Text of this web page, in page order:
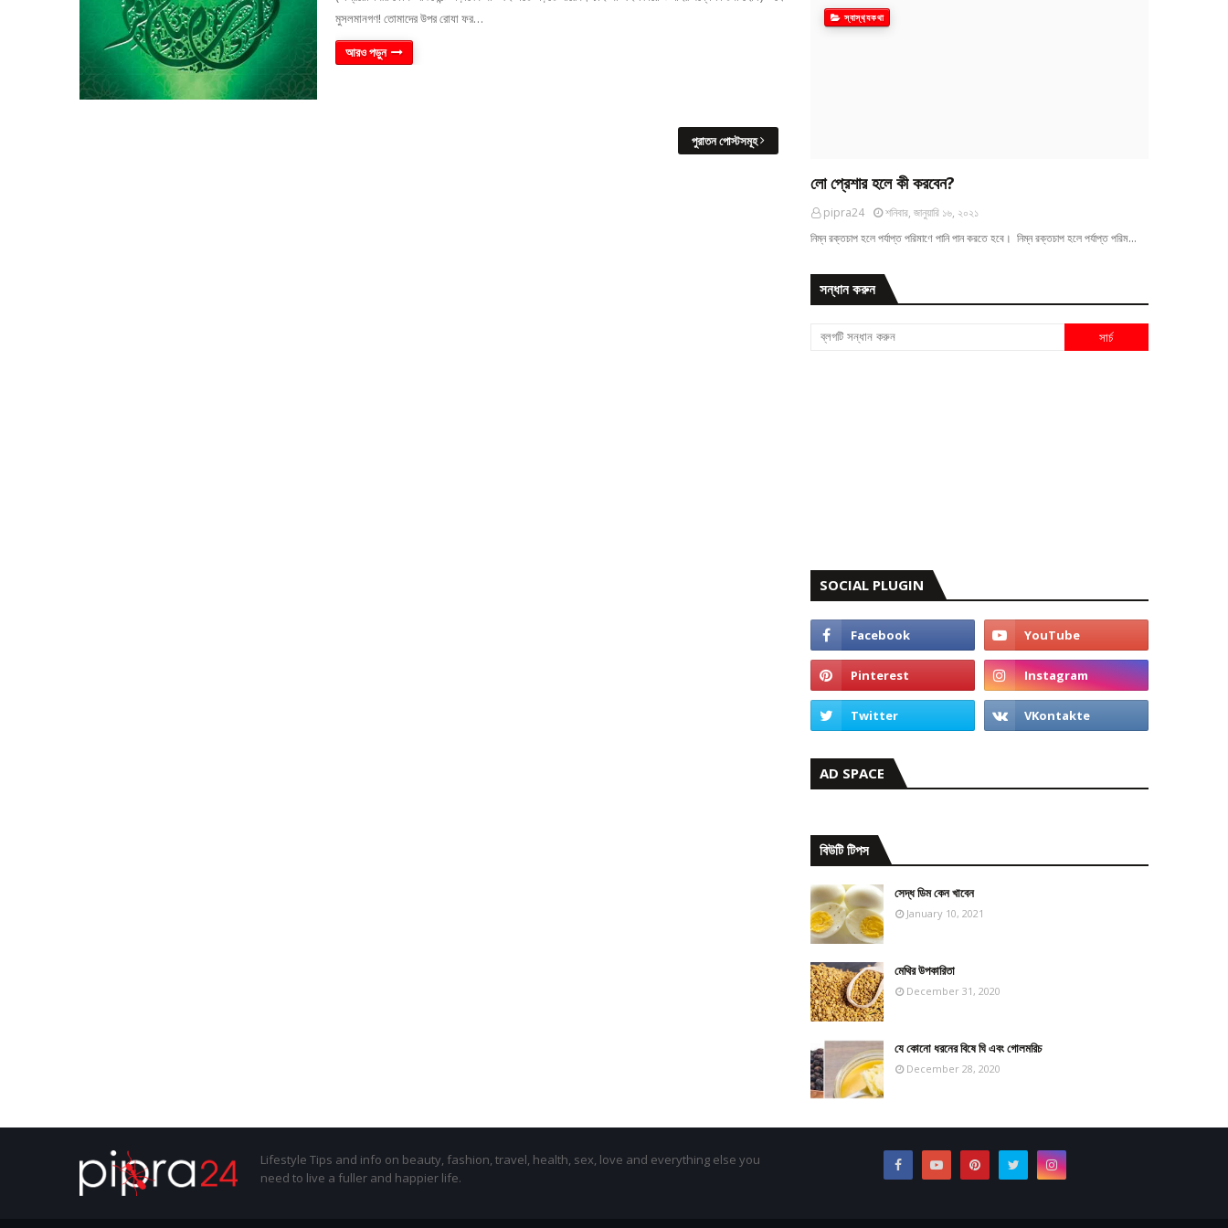
মুসলমানগণ! তোমাদের উপর রোযা ফর…
আরও পড়ুন
পুরাতন পোস্টসমূহ
স্বাস্থ‍্যকথা
লো প্রেশার হলে কী করবেন?
pipra24
শনিবার, জানুয়ারি ১৬, ২০২১
নিম্ন রক্তচাপ হলে পর্যাপ্ত পরিমাণে পানি পান করতে হবে। নিম্ন রক্তচাপ হলে পর্যাপ্ত পরিম…
সন্ধান করুন
SOCIAL PLUGIN
AD SPACE
বিউটি টিপস
সেদ্ধ ডিম কেন খাবেন
January 10, 2021
মেথির উপকারিতা
December 31, 2020
যে কোনো ধরনের বিষে ঘি এবং গোলমরিচ
December 28, 2020
Lifestyle Tips and info on beauty, fashion, travel, health, sex, love and everything else you
need to live a fuller and happier life.